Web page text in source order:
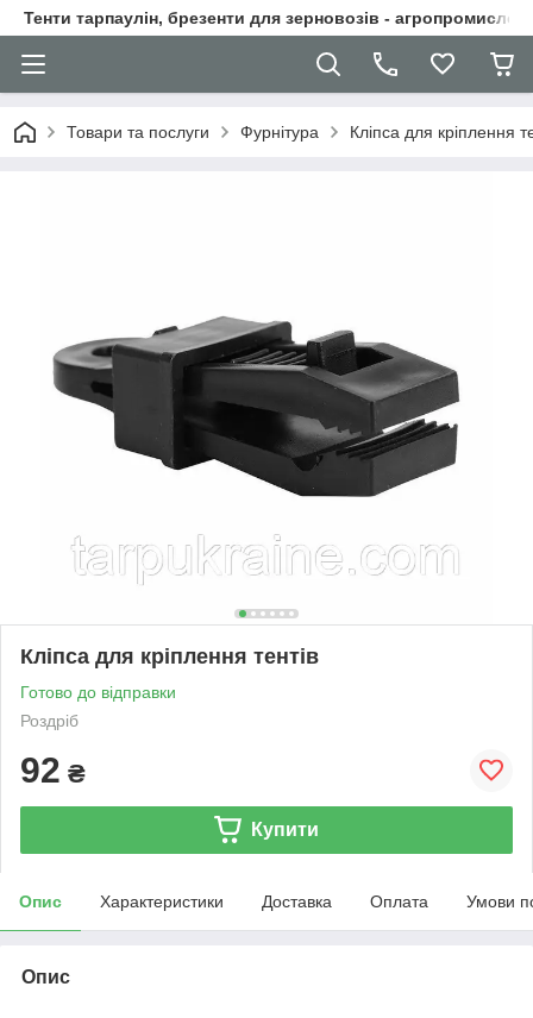
Тенти тарпаулін, брезенти для зерновозів -
Товари та послуги Фурнітура Кліпса для кріплення
Кліпса для кріплення тентів
Готово до відправки
Роздріб
92 ₴
Купити
Опис Характеристики Доставка Оплата Умови
Опис